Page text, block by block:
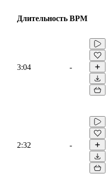
Длительность BPM
3:04 -
2:32 -